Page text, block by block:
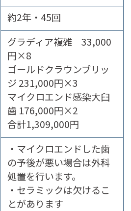
約2年・45回
グラディア複雑 33,000
円×8
ゴールドクラウンブリッ
ジ 231,000円×3
マイクロエンド感染大臼
歯 176,000円×2
合計1,309,000円
・マイクロエンドした歯
の予後が悪い場合は外科
処置を行います。
・セラミックは欠けるこ
とがあります